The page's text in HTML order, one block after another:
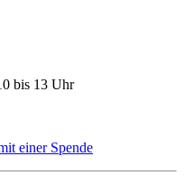
bis 13 Uhr
einer Spende